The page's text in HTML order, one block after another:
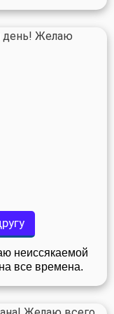
неиссякаемой
все времена.